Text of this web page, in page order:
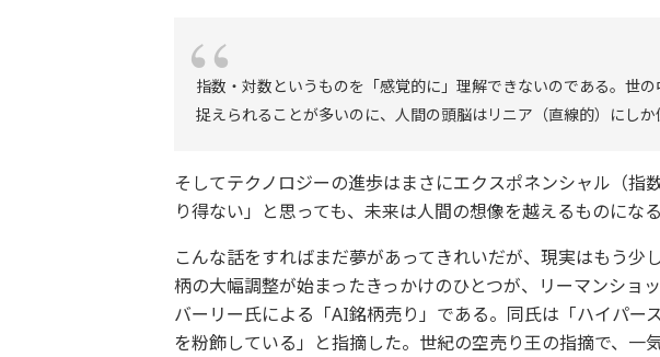
指数・対数というものを「感覚的に」理解できないのである。世
捉えられることが多いのに、人間の頭脳はリニア（直線的）にしか
そしてテクノロジーの進歩はまさにエクスポネンシャル（指
り得ない」と思っても、未来は人間の想像を越えるものにな
こんな話をすればまだ夢があってきれいだが、現実はもう少
柄の大幅調整が始まったきっかけのひとつが、リーマンショ
バーリー氏による「AI銘柄売り」である。同氏は「ハイパー
を粉飾している」と指摘した。世紀の空売り王の指摘で、一